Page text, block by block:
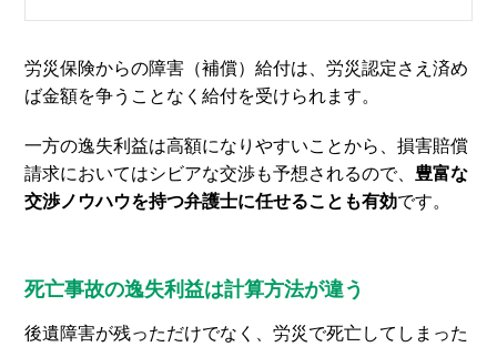
労災保険からの障害（補償）給付は、労災認定さえ済め
ば金額を争うことなく給付を受けられます。
一方の逸失利益は高額になりやすいことから、損害賠償
請求においてはシビアな交渉も予想されるので、 豊富な
交渉ノウハウを持つ弁護士に任せることも有効です。
死亡事故の逸失利益は計算方法が違う
後遺障害が残っただけでなく、労災で死亡してしまった